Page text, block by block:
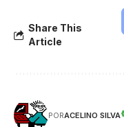
Share This
Article
PORACELINO SILVA